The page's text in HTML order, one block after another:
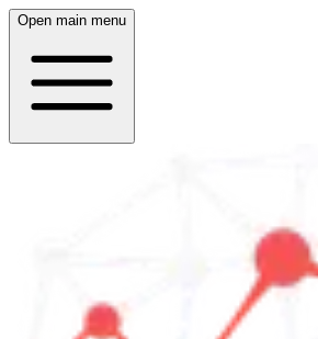
Open main menu